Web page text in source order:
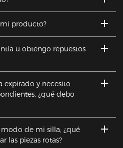
producto?
u obtengo repuestos
expirado y necesito
¿qué debo
de mi silla, ¿qué
las piezas rotas?